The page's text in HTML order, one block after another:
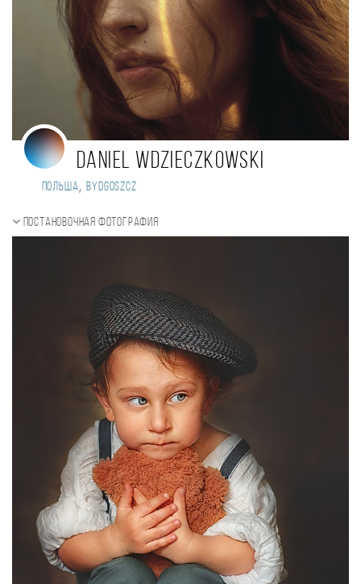
Daniel Wdzieczkowski
Польша, Bydgoszcz
Постановочная фотография